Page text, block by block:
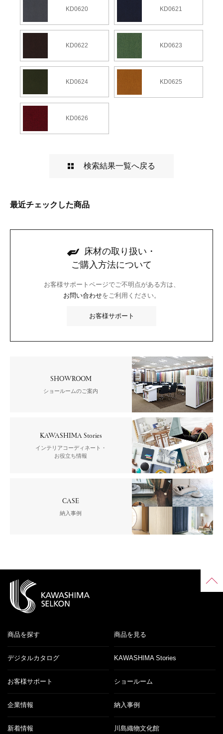
KD0620 KD0621
KD0622 KD0623
KD0624 KD0625
KD0626
検索結果一覧へ戻る
最近チェックした商品
床材の取り扱い・
ご購入方法について
お客様サポートページでご不明点がある方は、
お問い合わせをご利用ください。
お客様サポート
SHOWROOM
ショールームのご案内
KAWASHIMA Stories
インテリアコーディネート・
お役立ち情報
CASE
納入事例
商品を探す 商品を見る
デジタルカタログ KAWASHIMA Stories
お客様サポート ショールーム
企業情報 納入事例
新着情報 川島織物文化館